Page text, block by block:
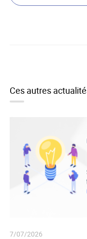
Ces autres
7/07/2026